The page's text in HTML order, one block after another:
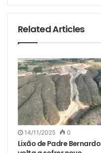
Related Articles
14/11/2025 0
Lixão de Padre Bernardo